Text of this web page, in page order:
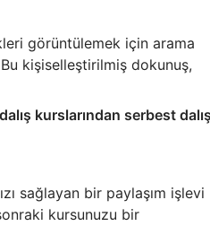
görüntülemek için arama
kişiselleştirilmiş dokunuş,
kurslarından serbest
sağlayan bir paylaşım işlevi
kursunuzu bir